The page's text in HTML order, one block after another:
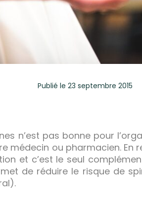
Publié le 23 septembre 2015
n’est pas bonne pour
médecin ou pharmacien. En
et c’est le seul
de réduire le risque de